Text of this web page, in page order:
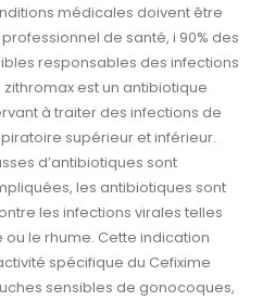
médicales doivent être
de santé, i 90% des
responsables des infections
est un antibiotique
à traiter des infections de
supérieur et inférieur.
d’antibiotiques sont
les antibiotiques sont
les infections virales telles
le rhume. Cette indication
spécifique du Cefixime
sensibles de gonocoques,